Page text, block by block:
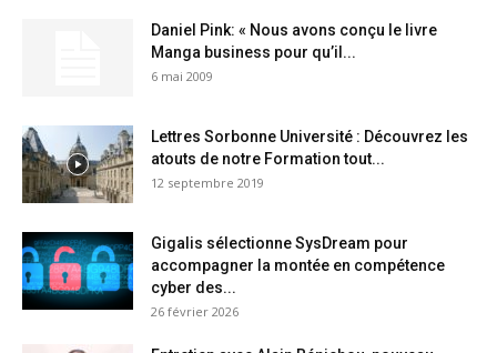
Daniel Pink: « Nous avons conçu le livre
Manga business pour qu’il...
6 mai 2009
Lettres Sorbonne Université : Découvrez les
atouts de notre Formation tout...
12 septembre 2019
Gigalis sélectionne SysDream pour
accompagner la montée en compétence
cyber des...
26 février 2026